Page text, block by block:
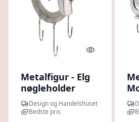
Quick look
Metalfigur - Elg
nøgleholder
Design og Handelshuset
Bedste pris
-